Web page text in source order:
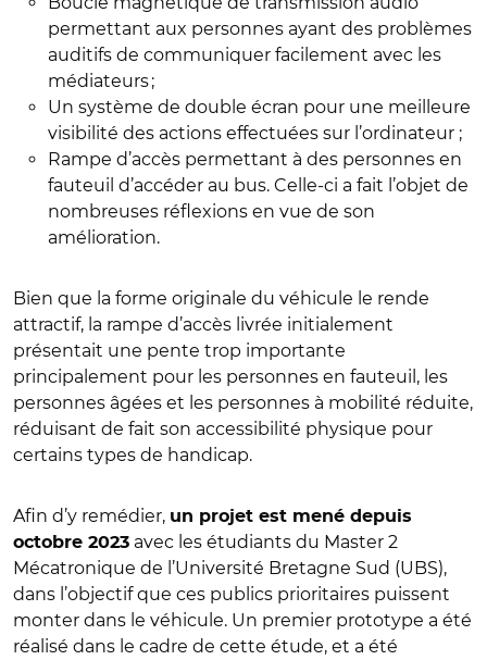
permettant aux personnes ayant des problèmes
auditifs de communiquer facilement avec les
médiateurs ;
Un système de double écran pour une meilleure
visibilité des actions effectuées sur l’ordinateur ;
Rampe d’accès permettant à des personnes en
fauteuil d’accéder au bus. Celle-ci a fait l’objet de
nombreuses réflexions en vue de son
amélioration.
Bien que la forme originale du véhicule le rende
attractif, la rampe d’accès livrée initialement
présentait une pente trop importante
principalement pour les personnes en fauteuil, les
personnes âgées et les personnes à mobilité réduite,
réduisant de fait son accessibilité physique pour
certains types de handicap.
Afin d’y remédier, un projet est mené depuis
octobre 2023 avec les étudiants du Master 2
Mécatronique de l’Université Bretagne Sud (UBS),
dans l’objectif que ces publics prioritaires puissent
monter dans le véhicule. Un premier prototype a été
réalisé dans le cadre de cette étude, et a été